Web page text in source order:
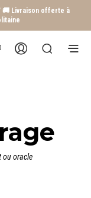
🚚 Livraison offerte à
ou oracle